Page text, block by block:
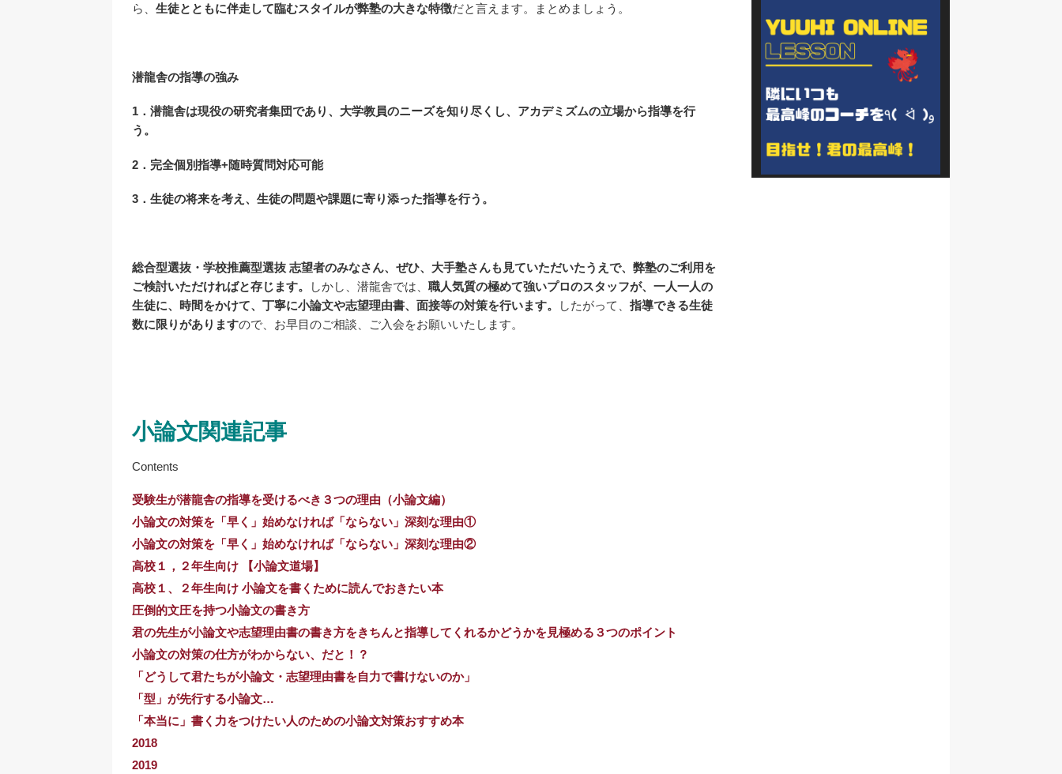
ら、 生徒とともに伴走して臨むスタイルが弊塾の大きな特徴だと言えます。まとめましょう。
潜龍舎の指導の強み
1 ．潜龍舎は現役の研究者集団であり、大学教員のニーズを知り尽くし、アカデミズムの立場から指導を行
う。
2 ．完全個別指導+随時質問対応可能
3 ．生徒の将来を考え、生徒の問題や課題に寄り添った指導を行う。
総合型選抜・学校推薦型選抜 志望者のみなさん、ぜひ、大手塾さんも見ていただいたうえで、弊塾のご利用を
ご検討いただければと存じます。
しかし、潜龍舎では、 職人気質の極めて強いプロのスタッフが、一人一人の
生徒に、時間をかけて、丁寧に小論文や志望理由書、面接等の対策を行います。
したがって、 指導できる生徒
数に限りがありますので、お早目のご相談、ご入会をお願いいたします。
小論文関連記事
Contents
受験生が潜龍舎の指導を受けるべき３つの理由（小論文編）
小論文の対策を「早く」始めなければ「ならない」深刻な理由①
小論文の対策を「早く」始めなければ「ならない」深刻な理由②
高校１，２年生向け 【小論文道場】
高校１、２年生向け 小論文を書くために読んでおきたい本
圧倒的文圧を持つ小論文の書き方
君の先生が小論文や志望理由書の書き方をきちんと指導してくれるかどうかを見極める３つのポイント
小論文の対策の仕方がわからない、だと！？
「どうして君たちが小論文・志望理由書を自力で書けないのか」
「型」が先行する小論文…
「本当に」書く力をつけたい人のための小論文対策おすすめ本
2018
2019